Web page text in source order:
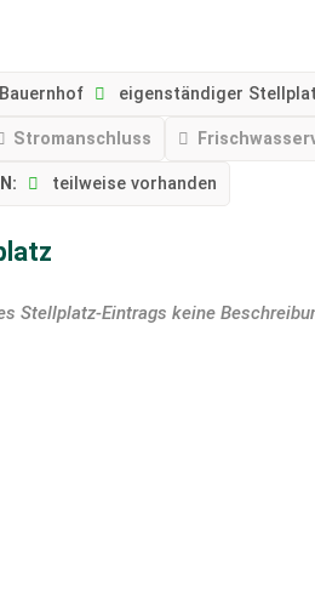
eigenständiger
Stromanschluss
teilweise vorhanden
Stellplatz-Eintrags keine